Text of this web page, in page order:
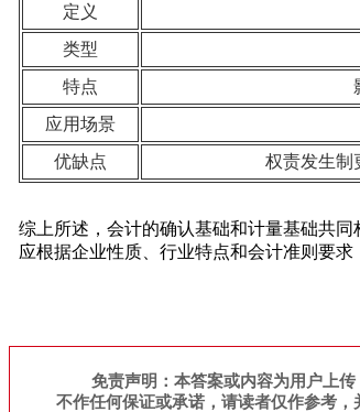
定义
类型
特点
应用场景
优缺点
权责发生制
综上所述，会计的确认基础和计量基础共
应根据企业性质、行业特点和会计准则要求
免责声明：本答案或内容为用户上
不作任何保证或承诺，请读者仅作参考，